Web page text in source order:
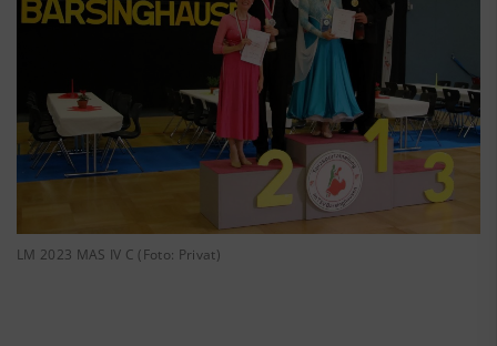
LM 2023 MAS IV C (Foto: Privat)